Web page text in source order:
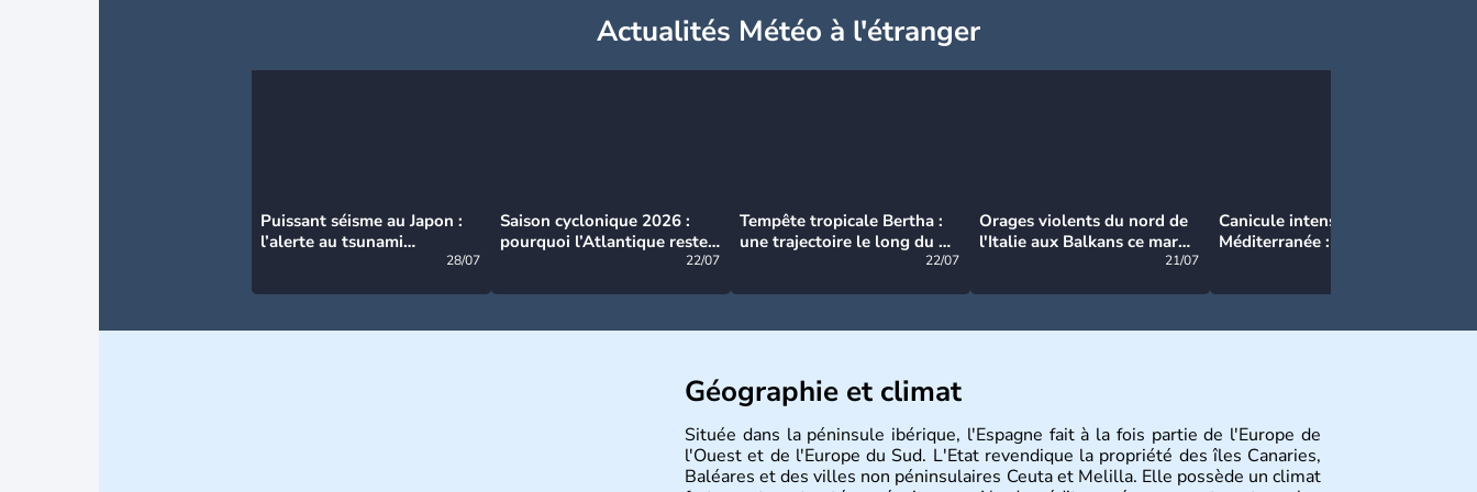
Actualités Météo à l'étranger
Puissant séisme au Japon :
l’alerte au tsunami
28/07
Saison cyclonique 2026 :
pourquoi l’Atlantique reste
22/07
Tempête tropicale Bertha :
une trajectoire le long du du
22/07
Orages violents du nord de
l'Italie aux Balkans ce mardi
21/07
Canicule intense en
Méditerranée : près de 50°C
Géographie et climat
Située dans la péninsule ibérique, l'Espagne fait à la fois partie de l'Europe de
l'Ouest et de l'Europe du Sud. L'Etat revendique la propriété des îles Canaries,
Baléares et des villes non péninsulaires Ceuta et Melilla. Elle possède un climat